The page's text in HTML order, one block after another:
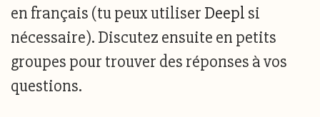
en français (tu peux utiliser Deepl si
nécessaire). Discutez ensuite en petits
groupes pour trouver des réponses à vos
questions.